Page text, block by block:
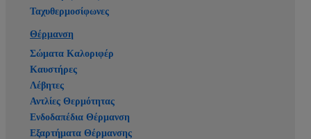
Ταχυθερμοσίφωνες
Θέρμανση
Σώματα Καλοριφέρ
Καυστήρες
Λέβητες
Αντλίες Θερμότητας
Ενδοδαπέδια Θέρμανση
Εξαρτήματα Θέρμανσης